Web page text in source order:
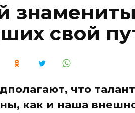
свой
что
как и наша